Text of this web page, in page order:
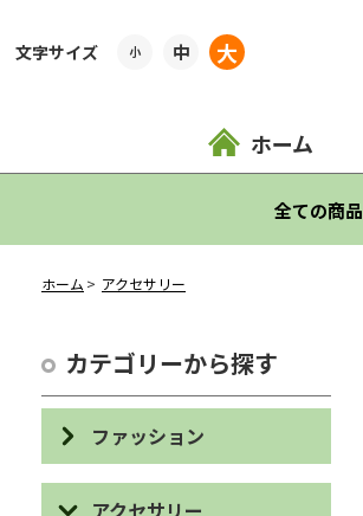
小 中 大
ホーム
全ての商品
ホーム アクセサリー
カテゴリーから探す
ファッション
バッグ
アクセサリー